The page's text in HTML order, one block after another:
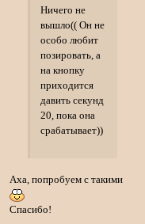
Ничего не
вышло(( Он не
особо любит
позировать, а
на кнопку
приходится
давить секунд
20, пока она
срабатывает))
Аха, попробуем с такими
Спасибо!